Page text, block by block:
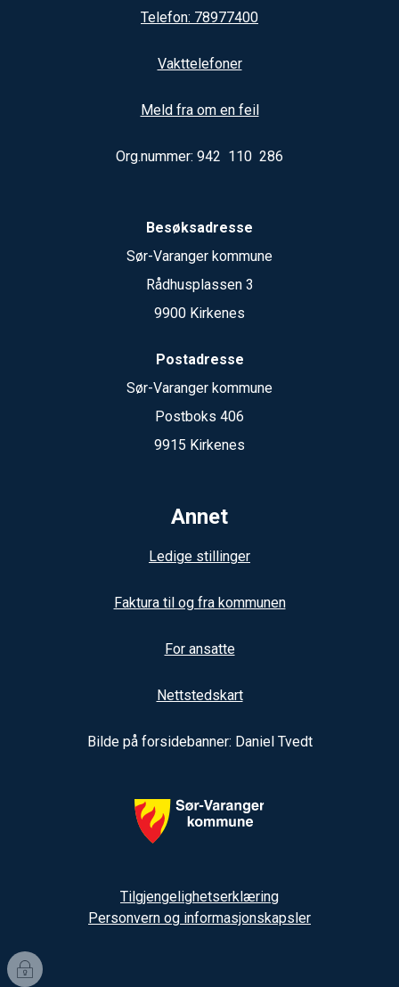
Telefon: 78977400
Vakttelefoner
Meld fra om en feil
Org.nummer: 942 110 286
Besøksadresse
Sør-Varanger kommune
Rådhusplassen 3
9900 Kirkenes
Postadresse
Sør-Varanger kommune
Postboks 406
9915 Kirkenes
Annet
Ledige stillinger
Faktura til og fra kommunen
For ansatte
Nettstedskart
Bilde på forsidebanner: Daniel Tvedt
Tilgjengelighetserklæring
Personvern og informasjonskapsler
I